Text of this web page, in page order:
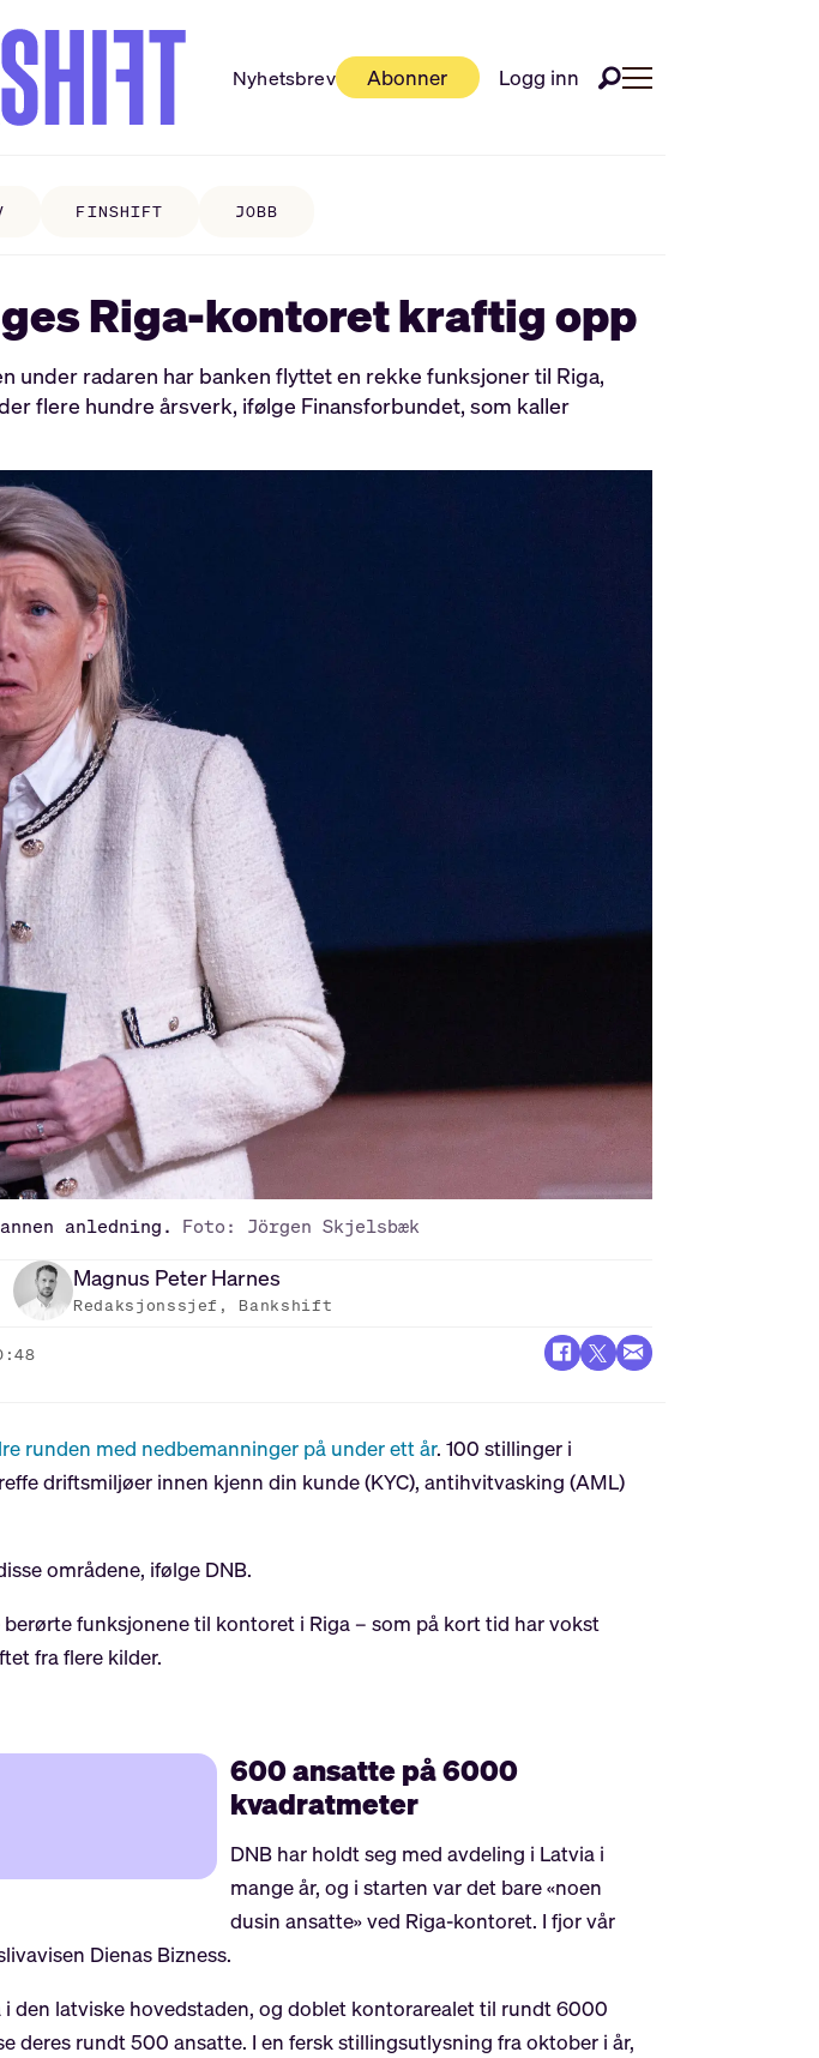
Nyhetsbrev Abonner Logg inn
FINSHIFT JOBB
Riga-kontoret kraftig opp
radaren har banken flyttet en rekke funksjoner til Riga,
flere hundre årsverk, ifølge Finansforbundet, som kaller
anledning. Foto: Jörgen Skjelsbæk
Magnus PeterHarnes
Redaksjonssjef, Bankshift
runden med nedbemanninger på under ett år. 100 stillinger i
driftsmiljøer innen kjenn din kunde (KYC), antihvitvasking (AML)
områdene, ifølge DNB.
funksjonene til kontoret i Riga – som på kort tid har vokst
fra flere kilder.
600 ansatte på 6000
kvadratmeter
DNB har holdt seg med avdeling i Latvia i
mange år, og i starten var det bare «noen
dusin ansatte» ved Riga-kontoret. I fjor vår
Dienas Bizness.
den latviske hovedstaden, og doblet kontorarealet til rundt 6000
deres rundt 500 ansatte. I en fersk stillingsutlysning fra oktober i år,